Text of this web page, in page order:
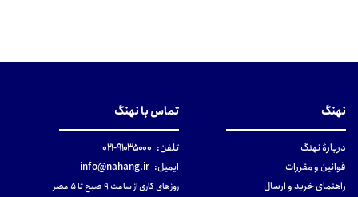
نهنگ
دربارهٔ نهنگ
قوانین و مقررات
راهنمای خرید و ارسال
تماس با نهنگ
تلفن: ۹۱۰۳۵۰۰۰-۰۲۱
ایمیل: info@nahang.ir
روزهای کاری از ساعت ۹ صبح تا ۵ عصر